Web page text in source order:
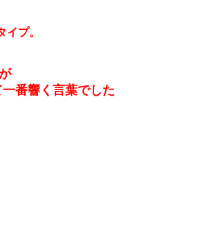
イプ。
番響く言葉でした